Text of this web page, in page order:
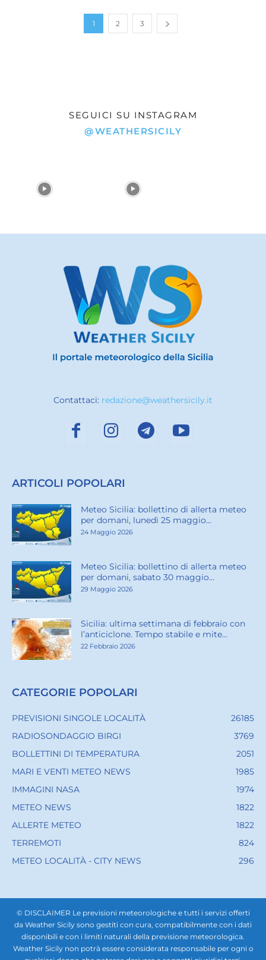
1 2 3
SEGUICI SU INSTAGRAM
@WEATHERSICILY
Contattaci: redazione@weathersicily.it
ARTICOLI POPOLARI
Meteo Sicilia: bollettino di allerta meteo
per domani, lunedì 25 maggio...
24 Maggio 2026
Meteo Sicilia: bollettino di allerta meteo
per domani, sabato 30 maggio...
29 Maggio 2026
Sicilia: ultima settimana di febbraio con
l’anticiclone. Tempo stabile e mite...
22 Febbraio 2026
CATEGORIE POPOLARI
PREVISIONI SINGOLE LOCALITÀ
26185
RADIOSONDAGGIO BIRGI
3769
BOLLETTINI DI TEMPERATURA
2051
MARI E VENTI METEO NEWS
1985
IMMAGINI NASA
1974
METEO NEWS
1822
ALLERTE METEO
1822
TERREMOTI
824
METEO LOCALITÀ - CITY NEWS
296
© DISCLAIMER Le previsioni meteorologiche e tutti i servizi offerti
da Weather Sicily sono gestiti con cura, compatibilmente con i dati
disponibili e con i limiti naturali della previsione meteorologica.
Weather Sicily non potrà essere considerata responsabile per ogni o